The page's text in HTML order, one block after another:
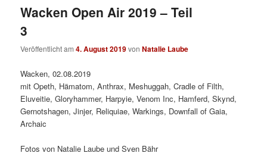
Wacken Open Air 2019 – Teil
3
Veröffentlicht am4. August 2019vonNatalie Laube
Wacken, 02.08.2019
mit Opeth, Hämatom, Anthrax, Meshuggah, Cradle of Filth,
Eluveitie, Gloryhammer, Harpyie, Venom Inc, Hamferd, Skynd,
Gernotshagen, Jinjer, Reliquiae, Warkings, Downfall of Gaia,
Archaic
Fotos von Natalie Laube und Sven Bähr